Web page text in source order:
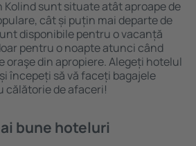
sunt situate atât aproape de
cât și puțin mai departe de
disponibile pentru o vacanță
pentru o noapte atunci când
oraşe din apropiere. Alegeți hotelul
începeți să vă faceți bagajele
călătorie de afaceri!
bune hoteluri